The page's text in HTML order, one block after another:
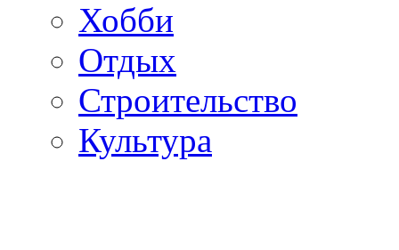
Хобби
Отдых
Строительство
Культура